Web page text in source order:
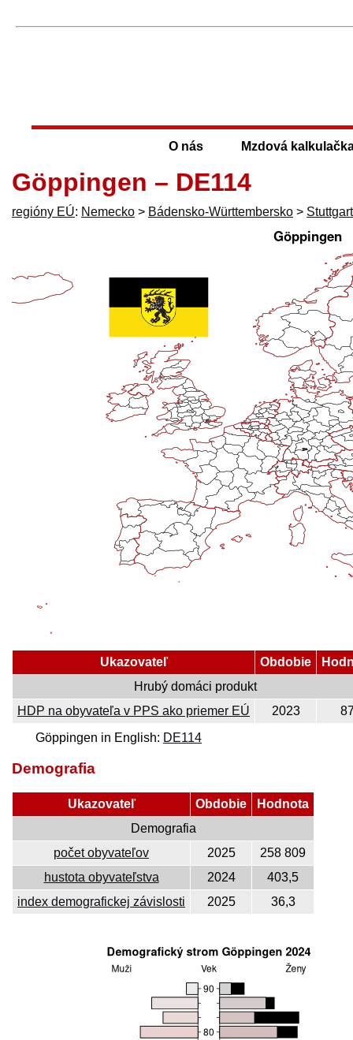
O nás Mzdová
Göppingen – DE114
regióny EÚ: Nemecko > Bádensko-Württembersko > Stuttgart
Ukazovateľ Obdobie
Hrubý domáci produkt
HDP na obyvateľa v PPS ako priemer EÚ
2023
Göppingen in English: DE114
Demografia
Ukazovateľ Obdobie
Hodnota
Demografia
počet obyvateľov
2025
258 809
hustota obyvateľstva
2024
403,5
index demografickej závislosti
2025 36,3